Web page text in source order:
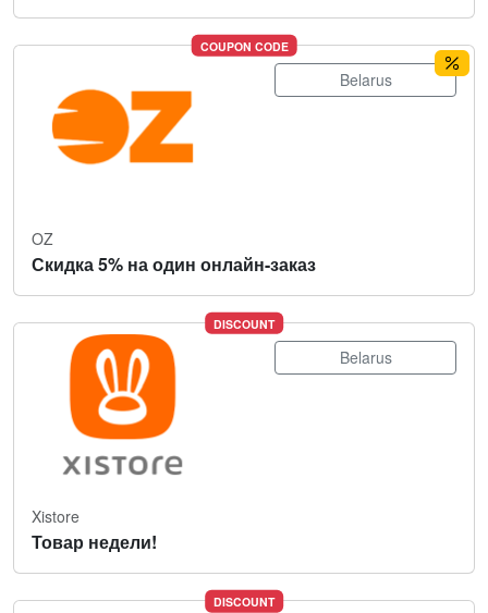
COUPON CODE
Belarus
OZ
Скидка 5% на один онлайн-заказ
DISCOUNT
Belarus
Xistore
Товар недели!
DISCOUNT